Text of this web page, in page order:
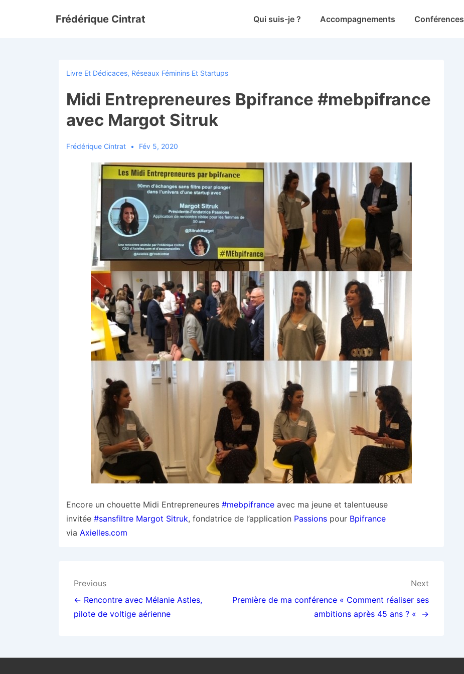
Frédérique Cintrat
MainQui suis-je ? Accompagnements Conférences
Livre Et Dédicaces, Réseaux Féminins Et Startups
Midi Entrepreneures Bpifrance #mebpifrance
avec Margot Sitruk
Frédérique Cintrat Fév 5, 2020
Encore un chouette Midi Entrepreneures #mebpifrance avec ma jeune et talentueuse
invitée #sansfiltre Margot Sitruk, fondatrice de l’application Passions pour Bpifrance
via Axielles.com
Navigation
de
l’article
Previous
← Rencontre avec Mélanie Astles,
pilote de voltige aérienne
Next
Première de ma conférence « Comment réaliser ses
ambitions après 45 ans ? « →